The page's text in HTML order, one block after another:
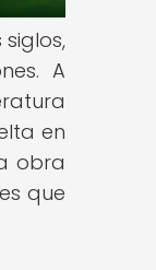
A
en
obra
que